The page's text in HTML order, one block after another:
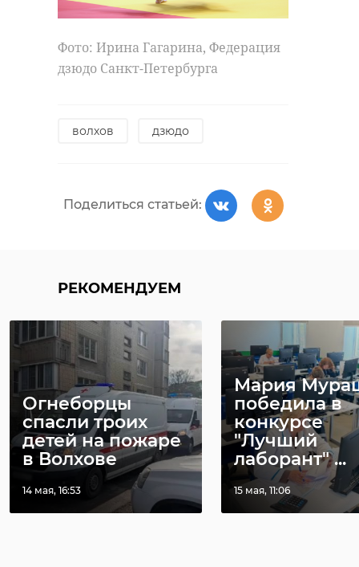
Фото: Ирина Гагарина, Федерация
дзюдо Санкт-Петербурга
волхов дзюдо
Поделиться статьей:
РЕКОМЕНДУЕМ
Огнеборцы
спасли троих
детей на пожаре
в Волхове
14 мая, 16:53
Мария
победила в
конкурсе
"Лучший
лаборант" ...
15 мая, 11:06